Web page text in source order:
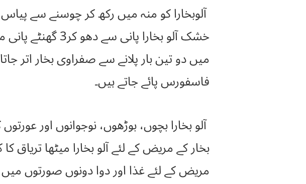
خشک آلو بخارا
میں دو تین بار پلانے سے صفراوی بخار اتر
فاسفورس پائے جاتے ہیں۔
آلو بخارا بچوں، بوڑھوں، نوجوانوں اور
بخار کے مریض کے لئے آلو بخارا میٹھا تریاق
مریض کے لئے غذا اور دوا دونوں صورتوں میں